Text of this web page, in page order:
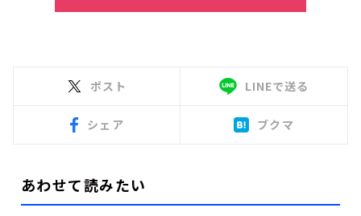
ポスト LINEで送る
シェア ブクマ
あわせて読みたい